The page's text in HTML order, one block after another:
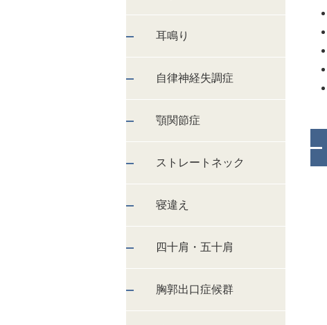
耳鳴り
自律神経失調症
顎関節症
ストレートネック
寝違え
四十肩・五十肩
胸郭出口症候群